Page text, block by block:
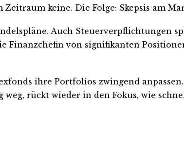
keine. Die Folge: Skepsis am
Auch Steuerverpflichtungen
von signifikanten
ihre Portfolios zwingend
rückt wieder in den Fokus, wie